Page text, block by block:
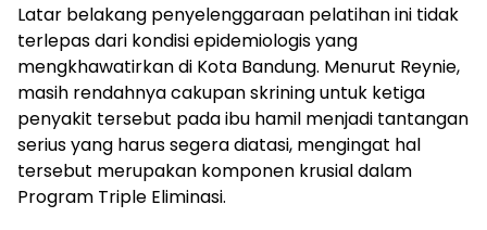
Latar belakang penyelenggaraan pelatihan ini tidak
terlepas dari kondisi epidemiologis yang
mengkhawatirkan di Kota Bandung. Menurut Reynie,
masih rendahnya cakupan skrining untuk ketiga
penyakit tersebut pada ibu hamil menjadi tantangan
serius yang harus segera diatasi, mengingat hal
tersebut merupakan komponen krusial dalam
Program Triple Eliminasi.